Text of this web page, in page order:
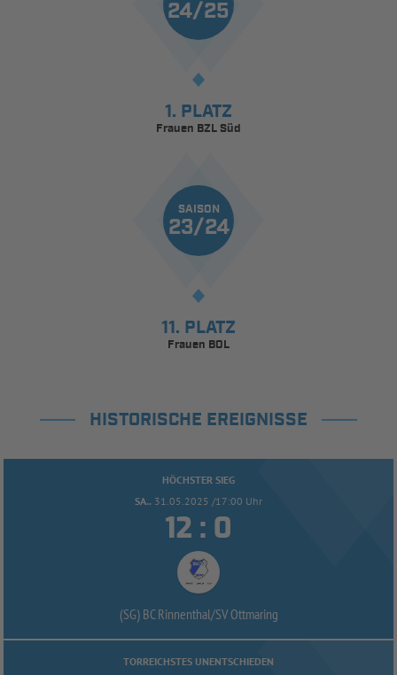
24/25
1. PLATZ
Frauen BZL Süd
SAISON
23/24
11. PLATZ
Frauen BOL
HISTORISCHE EREIGNISSE
HÖCHSTER SIEG
SA.. 31.05.2025 /17:00 Uhr
 : 
(SG) BC Rinnenthal/SV Ottmaring
TORREICHSTES UNENTSCHIEDEN